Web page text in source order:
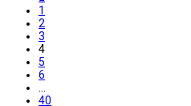
1
2
3
4
5
6
40